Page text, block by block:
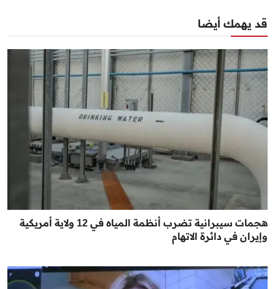
قد يهمك أيضا
هجمات سيبرانية تضرب أنظمة المياه في 12 ولاية أمريكية
وإيران في دائرة الاتهام